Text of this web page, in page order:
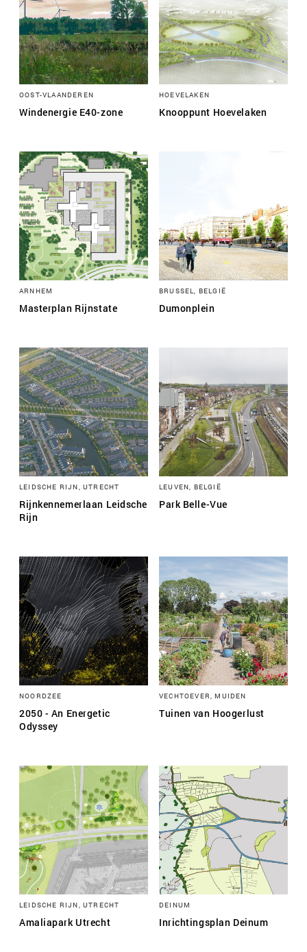
OOST-VLAANDEREN
Windenergie E40-zone
HOEVELAKEN
Knooppunt Hoevelaken
ARNHEM
Masterplan Rijnstate
BRUSSEL, BELGIË
Dumonplein
LEIDSCHE RIJN, UTRECHT
Rijnkennemerlaan Leidsche
Rijn
LEUVEN, BELGIË
Park Belle-Vue
NOORDZEE
2050 - An Energetic
Odyssey
VECHTOEVER, MUIDEN
Tuinen van Hoogerlust
LEIDSCHE RIJN, UTRECHT
Amaliapark Utrecht
DEINUM
Inrichtingsplan Deinum